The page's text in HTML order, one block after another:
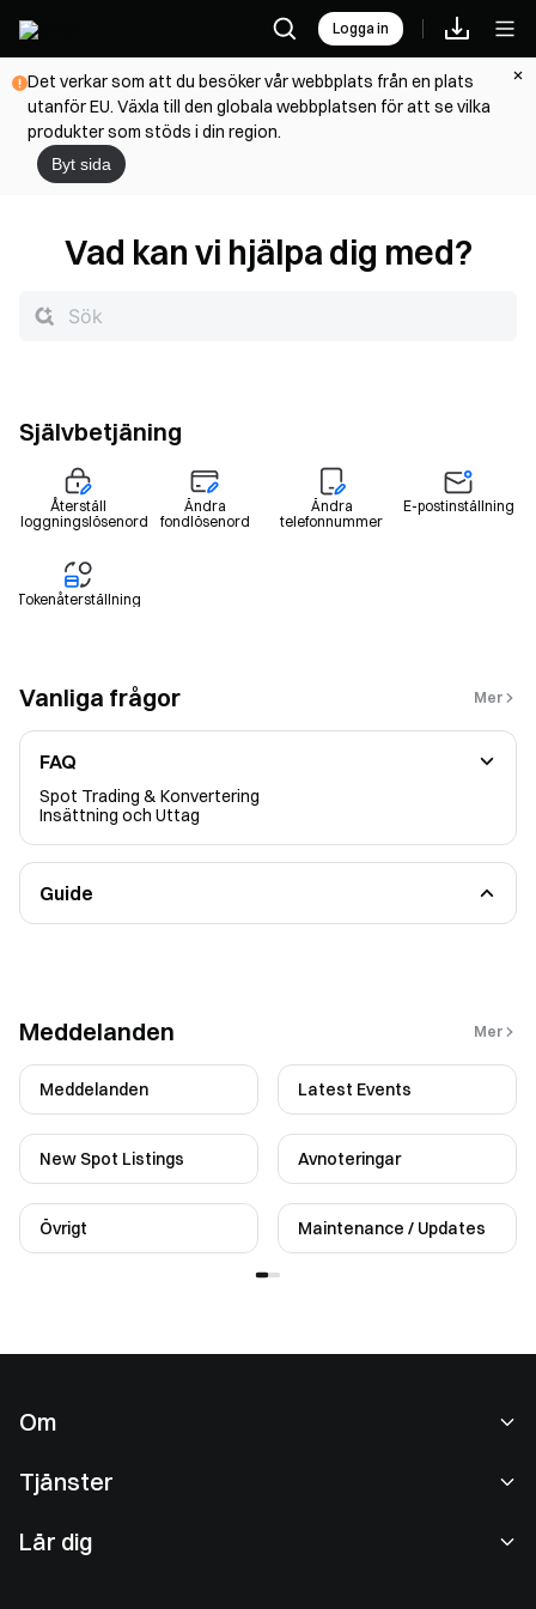
Logga in
Det verkar som att du besöker vår webbplats från en plats
utanför EU. Växla till den globala webbplatsen för att se vilka
produkter som stöds i din region.
Byt sida
Vad kan vi hjälpa dig med?
Självbetjäning
Återställ
inloggningslösenord
Ändra
fondlösenord
Ändra
telefonnummer
E-postinställning
Tokenåterställning
Vanliga frågor Mer
FAQ
Spot Trading & Konvertering
Insättning och Uttag
Guide
Meddelanden Mer
Meddelanden Latest Events
New Spot Listings Avnoteringar
Övrigt Maintenance / Updates
Om
Användaravtal
Tjänster
Lär dig